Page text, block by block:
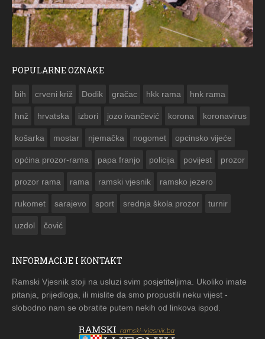
POPULARNE OZNAKE
bih crveni križ Dodik gračac hkk rama hnk rama
hnž hrvatska izbori jozo ivančević korona koronavirus
košarka mostar njemačka nogomet opcinsko vijeće
općina prozor-rama papa franjo policija povijest prozor
prozor rama rama ramski vjesnik ramsko jezero
rukomet sarajevo sport srednja škola prozor turnir
uzdol čović
INFORMACIJE I KONTAKT
Ramski Vjesnik stoji na usluzi svim posjetiteljima. Ukoliko imate
pitanja, prijedloga, ili mislite da smo propustili neku vijest -
slobodno nam se obratite putem nekih od linkova ispod.